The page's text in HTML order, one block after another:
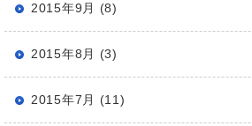
2015年9月 (8)
2015年8月 (3)
2015年7月 (11)